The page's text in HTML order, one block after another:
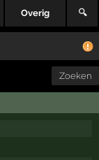
Overig 🔍
Zoeken